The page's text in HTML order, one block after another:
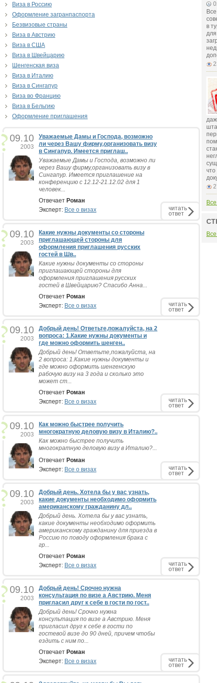
Виза в Россию
Оформление загранпаспорта
Безвизовые страны
Виза в Австрию
Виза в США
Виза в Швейцарию
Шенгенская виза
Виза в Италию
Виза в Сингапур
Виза во Францию
Виза в Бельгию
Оформление приглашения
09.10
2003
Уважаемые Дамы и Господа, возможно
ли через Вашу фирму,организовать визу
в Сингапур. Имеется приглаш..
Уважаемые Дамы и Господа, возможно ли
через Вашу фирму,организовать визу в
Сингапур. Имеется приглашение на
конференцию с 12.12-21.12.02 для 1
человек...
Отвечает Роман
Эксперт: Все о визах читать
ответ
09.10
2003
Какие нужны документы со стороны
приглашающей стороны для
оформления приглашения русских
гостей в Шв..
Какие нужны документы со стороны
приглашающей стороны для
оформления приглашения русских
гостей в Швейцарию? Спасибо Анна...
Отвечает Роман
Эксперт: Все о визах читать
ответ
09.10
2003
Добрый день! Ответьте,пожалуйста, на 2
вопроса: 1.Какие нужны документы и
где можно оформить шенген..
Добрый день! Ответьте,пожалуйста, на
2 вопроса: 1.Какие нужны документы и
где можно оформить шенгенскую
рабочую визу на 3 года и сколько это
может ст...
Отвечает Роман
Эксперт: Все о визах читать
ответ
09.10
2003
Как можно быстрее получить
многократную деловую визу в Италию?..
Как можно быстрее получить
многократную деловую визу в Италию?...
Отвечает Роман
Эксперт: Все о визах читать
ответ
09.10
2003
Добрый день. Хотела бы у вас узнать,
какие документы необходимо оформить
американскому гражданину дл..
Добрый день. Хотела бы у вас узнать,
какие документы необходимо оформить
американскому гражданину для приезда в
Россию по поводу оформления брака с
гр...
Отвечает Роман
Эксперт: Все о визах читать
ответ
09.10
2003
Добрый день! Срочно нужна
консультация по визе а Австрию. Меня
пригласил друг к себе в гости по гост..
Добрый день! Срочно нужна
консультация по визе а Австрию. Меня
пригласил друг к себе в гости по
гостевой визе до 90 дней, причем чтобы
ездить с ним по...
Отвечает Роман
Эксперт: Все о визах читать
ответ
в